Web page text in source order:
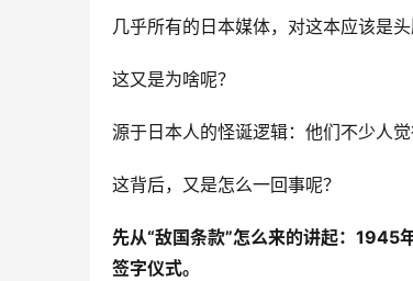
几乎所有的日本媒体，对这本应该是
这又是为啥呢？
源于日本人的怪诞逻辑：他们不少人
这背后，又是怎么一回事呢？
先从“敌国条款”怎么来的讲起：1945
签字仪式。